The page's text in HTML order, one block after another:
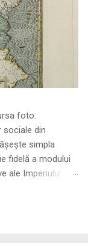
sociale din
simpla
fidelă a modului
ale Imperiului
a lumii romane
și de o libertate